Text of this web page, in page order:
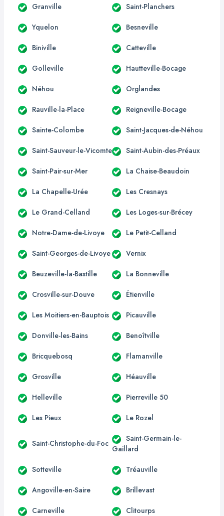
Granville Saint-Planchers
Yquelon Besneville
Biniville Catteville
Golleville Hautteville-Bocage
Néhou Orglandes
Rauville-la-Place Reigneville-Bocage
Sainte-Colombe Saint-Jacques-de-Néhou
Saint-Sauveur-le-Vicomte Saint-Aubin-des-Préaux
Saint-Pair-sur-Mer La Chaise-Beaudoin
La Chapelle-Urée Les Cresnays
Le Grand-Celland Les Loges-sur-Brécey
Notre-Dame-de-Livoye Le Petit-Celland
Saint-Georges-de-Livoye Vernix
Beuzeville-la-Bastille La Bonneville
Crosville-sur-Douve Étienville
Les Moitiers-en-Bauptois Picauville
Donville-les-Bains Benoîtville
Bricquebosq Flamanville
Grosville Héauville
Helleville Pierreville 50
Les Pieux Le Rozel
Saint-Christophe-du-Foc
Saint-Germain-le-
Gaillard
Sotteville Tréauville
Angoville-en-Saire Brillevast
Carneville Clitourps